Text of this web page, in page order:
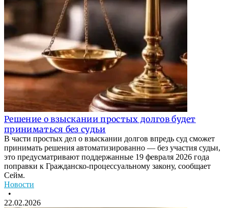
Решение о взыскании простых долгов будет
приниматься без судьи
В части простых дел о взыскании долгов впредь суд сможет
принимать решения автоматизированно — без участия судьи,
это предусматривают поддержанные 19 февраля 2026 года
поправки к Гражданско-процессуальному закону, сообщает
Сейм.
Новости
•
22.02.2026